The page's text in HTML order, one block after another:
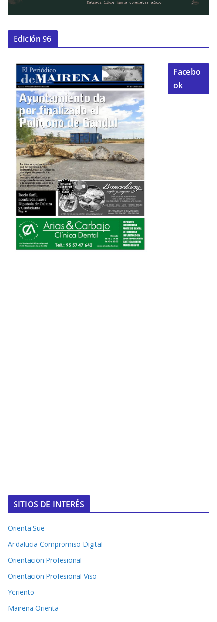
Edición 96
Facebo
ok
SITIOS DE INTERÉS
Orienta Sue
Andalucía Compromiso Digital
Orientación Profesional
Orientación Profesional Viso
Yoriento
Mairena Orienta